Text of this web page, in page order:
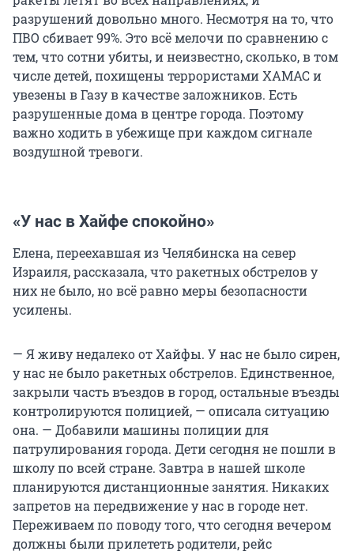
разрушений довольно много. Несмотря на то, что
ПВО сбивает 99%. Это всё мелочи по сравнению с
тем, что сотни убиты, и неизвестно, сколько, в том
числе детей, похищены террористами ХАМАС и
увезены в Газу в качестве заложников. Есть
разрушенные дома в центре города. Поэтому
важно ходить в убежище при каждом сигнале
воздушной тревоги.
«У нас в Хайфе спокойно»
Елена, переехавшая из Челябинска на север
Израиля, рассказала, что ракетных обстрелов у
них не было, но всё равно меры безопасности
усилены.
— Я живу недалеко от Хайфы. У нас не было сирен,
у нас не было ракетных обстрелов. Единственное,
закрыли часть въездов в город, остальные въезды
контролируются полицией, — описала ситуацию
она. — Добавили машины полиции для
патрулирования города. Дети сегодня не пошли в
школу по всей стране. Завтра в нашей школе
планируются дистанционные занятия. Никаких
запретов на передвижение у нас в городе нет.
Переживаем по поводу того, что сегодня вечером
должны были прилететь родители, рейс